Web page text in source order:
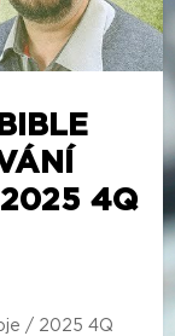
2025 4Q
/ 2025 4Q